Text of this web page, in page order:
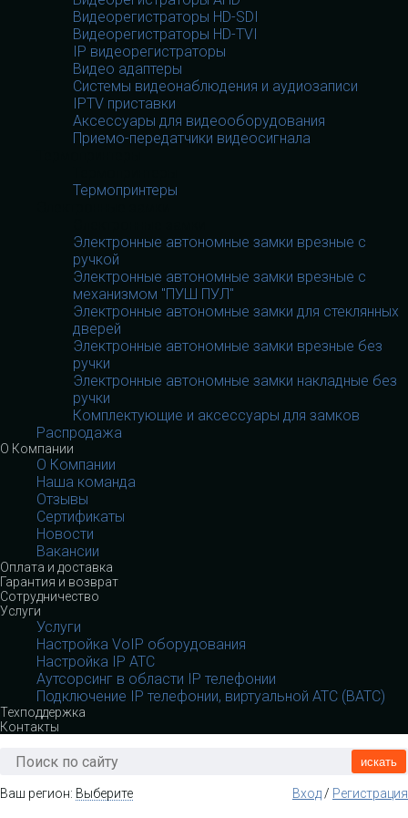
Видеорегистраторы HD-SDI
Видеорегистраторы HD-TVI
IP видеорегистраторы
Видео адаптеры
Системы видеонаблюдения и аудиозаписи
IPTV приставки
Аксессуары для видеооборудования
Приемо-передатчики видеосигнала
Термопринтеры
Электронные автономные замки врезные с
ручкой
Электронные автономные замки врезные с
механизмом "ПУШ ПУЛ"
Электронные автономные замки для стеклянных
дверей
Электронные автономные замки врезные без
ручки
Электронные автономные замки накладные без
ручки
Комплектующие и аксессуары для замков
Распродажа
О Компании
О Компании
Наша команда
Отзывы
Сертификаты
Новости
Вакансии
Оплата и доставка
Гарантия и возврат
Сотрудничество
Услуги
Услуги
Настройка VoIP оборудования
Настройка IP АТС
Аутсорсинг в области IP телефонии
Подключение IP телефонии, виртуальной АТС (ВАТС)
Техподдержка
Контакты
искать
Ваш регион: Выберите Вход/ Регистрация